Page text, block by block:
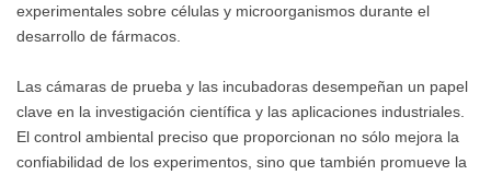
experimentales sobre células y microorganismos durante el
desarrollo de fármacos.
Las cámaras de prueba y las incubadoras desempeñan un papel
clave en la investigación científica y las aplicaciones industriales.
El control ambiental preciso que proporcionan no sólo mejora la
confiabilidad de los experimentos, sino que también promueve la